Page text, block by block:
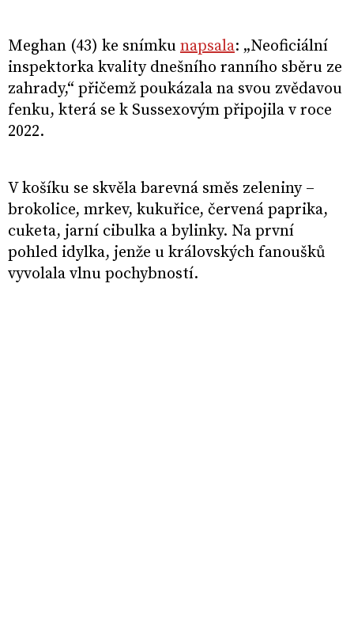
Meghan (43) ke snímku napsala: „Neoficiální
inspektorka kvality dnešního ranního sběru ze
zahrady,“ přičemž poukázala na svou zvědavou
fenku, která se k Sussexovým připojila v roce
2022.
V košíku se skvěla barevná směs zeleniny –
brokolice, mrkev, kukuřice, červená paprika,
cuketa, jarní cibulka a bylinky. Na první
pohled idylka, jenže u královských fanoušků
vyvolala vlnu pochybností.